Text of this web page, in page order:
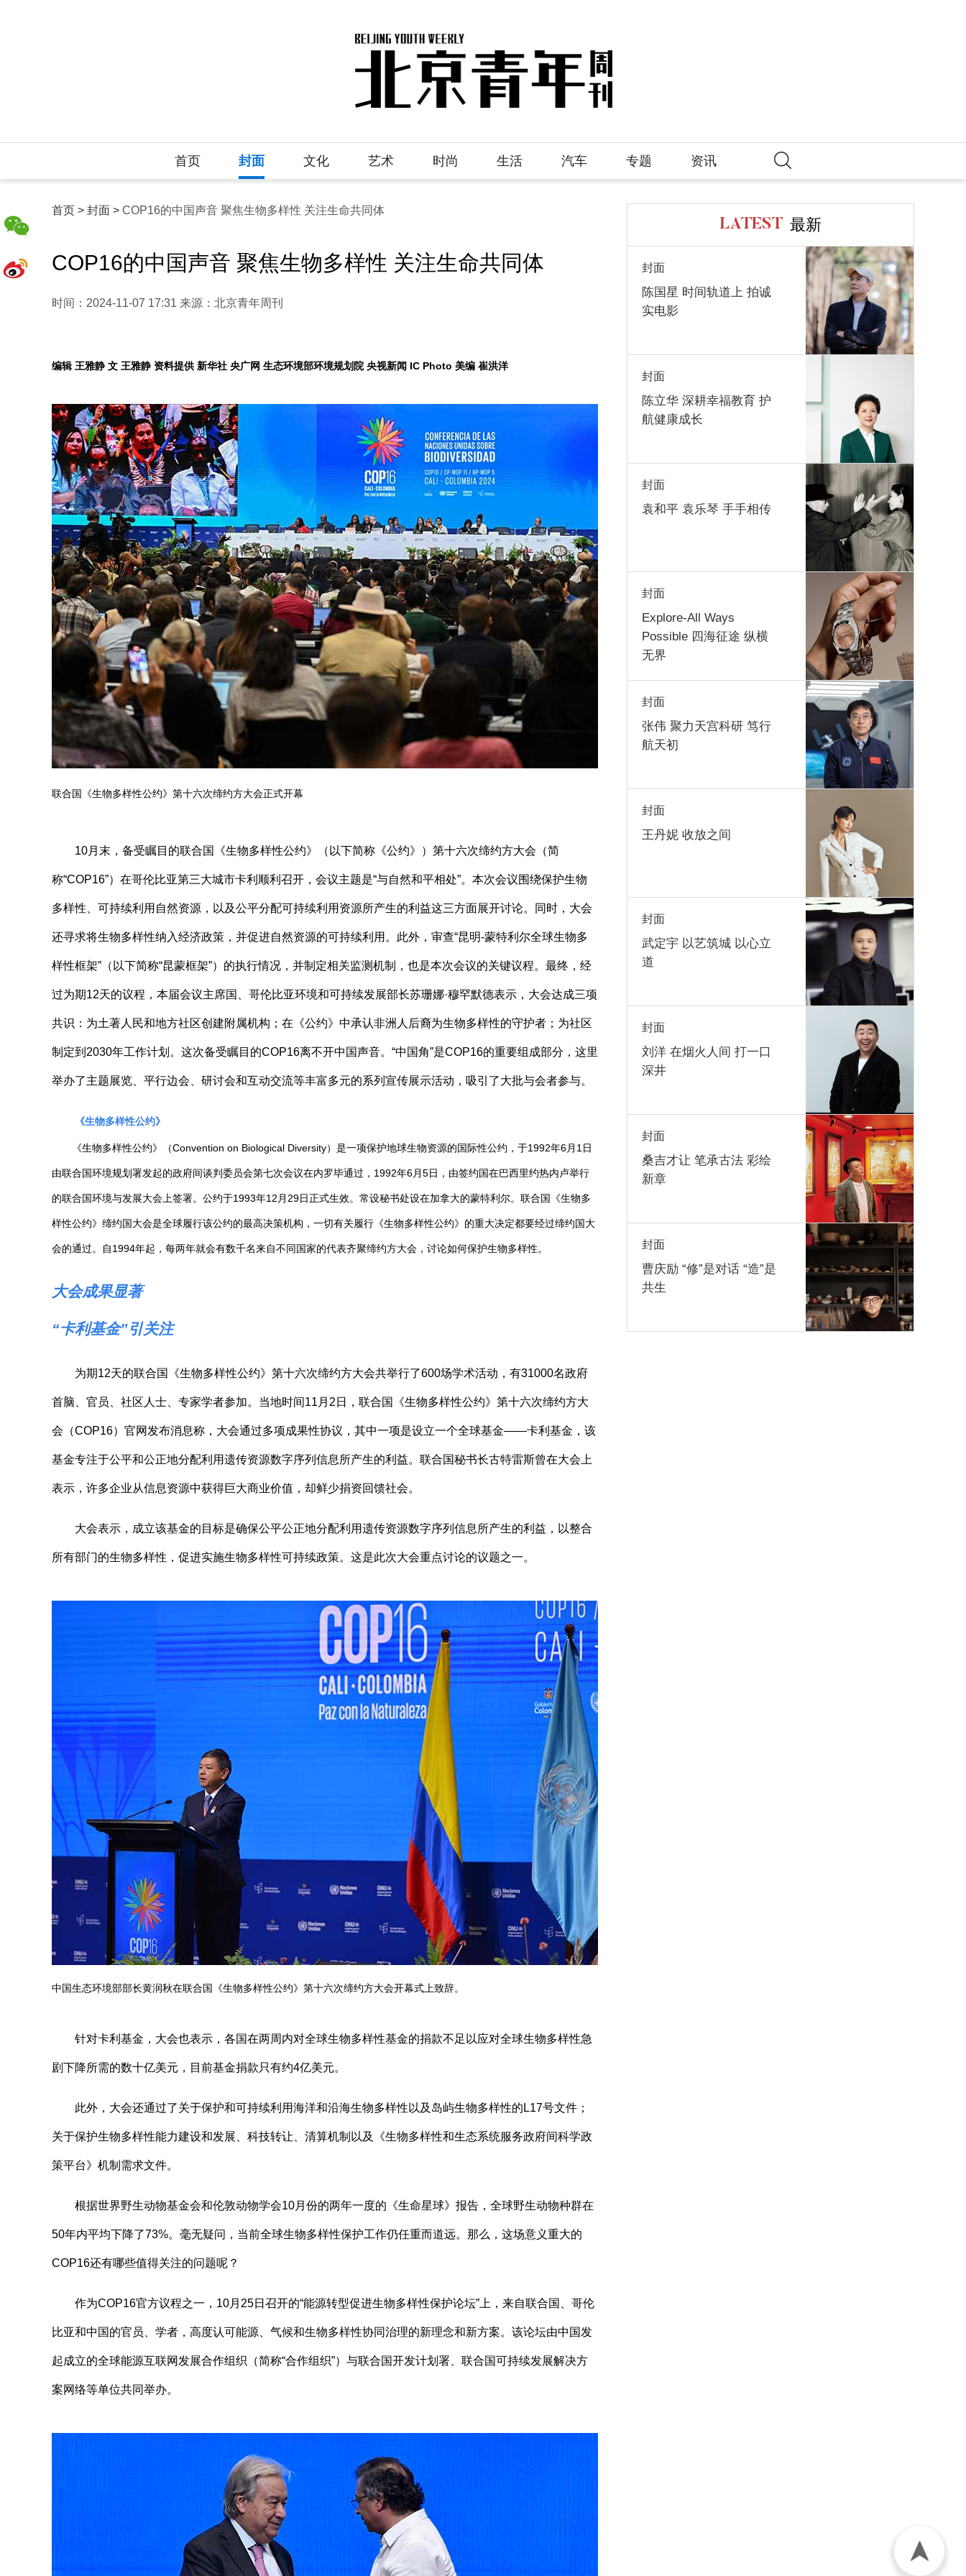
首页 封面 文化 艺术 时尚 生活 汽车 专题 资讯
首页 > 封面 > COP16的中国声音 聚焦生物多样性 关注生命共同体
COP16的中国声音 聚焦生物多样性 关注生命共同体
时间：2024-11-07 17:31 来源：北京青年周刊
编辑 王雅静 文 王雅静 资料提供 新华社 央广网 生态环境部环境规划院 央视新闻 IC Photo 美编 崔洪洋
联合国《生物多样性公约》第十六次缔约方大会正式开幕
10月末，备受瞩目的联合国《生物多样性公约》（以下简称《公约》）第十六次缔约方大会（简
称“COP16”）在哥伦比亚第三大城市卡利顺利召开，会议主题是“与自然和平相处”。本次会议围绕保护生物
多样性、可持续利用自然资源，以及公平分配可持续利用资源所产生的利益这三方面展开讨论。同时，大会
还寻求将生物多样性纳入经济政策，并促进自然资源的可持续利用。此外，审查“昆明-蒙特利尔全球生物多
样性框架”（以下简称“昆蒙框架”）的执行情况，并制定相关监测机制，也是本次会议的关键议程。最终，经
过为期12天的议程，本届会议主席国、哥伦比亚环境和可持续发展部长苏珊娜·穆罕默德表示，大会达成三项
共识：为土著人民和地方社区创建附属机构；在《公约》中承认非洲人后裔为生物多样性的守护者；为社区
制定到2030年工作计划。这次备受瞩目的COP16离不开中国声音。“中国角”是COP16的重要组成部分，这里
举办了主题展览、平行边会、研讨会和互动交流等丰富多元的系列宣传展示活动，吸引了大批与会者参与。
《生物多样性公约》
《生物多样性公约》（Convention on Biological Diversity）是一项保护地球生物资源的国际性公约，于1992年6月1日
由联合国环境规划署发起的政府间谈判委员会第七次会议在内罗毕通过，1992年6月5日，由签约国在巴西里约热内卢举行
的联合国环境与发展大会上签署。公约于1993年12月29日正式生效。常设秘书处设在加拿大的蒙特利尔。联合国《生物多
样性公约》缔约国大会是全球履行该公约的最高决策机构，一切有关履行《生物多样性公约》的重大决定都要经过缔约国大
会的通过。自1994年起，每两年就会有数千名来自不同国家的代表齐聚缔约方大会，讨论如何保护生物多样性。
大会成果显著
“卡利基金”引关注
为期12天的联合国《生物多样性公约》第十六次缔约方大会共举行了600场学术活动，有31000名政府
首脑、官员、社区人士、专家学者参加。当地时间11月2日，联合国《生物多样性公约》第十六次缔约方大
会（COP16）官网发布消息称，大会通过多项成果性协议，其中一项是设立一个全球基金——卡利基金，该
基金专注于公平和公正地分配利用遗传资源数字序列信息所产生的利益。联合国秘书长古特雷斯曾在大会上
表示，许多企业从信息资源中获得巨大商业价值，却鲜少捐资回馈社会。
大会表示，成立该基金的目标是确保公平公正地分配利用遗传资源数字序列信息所产生的利益，以整合
所有部门的生物多样性，促进实施生物多样性可持续政策。这是此次大会重点讨论的议题之一。
中国生态环境部部长黄润秋在联合国《生物多样性公约》第十六次缔约方大会开幕式上致辞。
针对卡利基金，大会也表示，各国在两周内对全球生物多样性基金的捐款不足以应对全球生物多样性急
剧下降所需的数十亿美元，目前基金捐款只有约4亿美元。
此外，大会还通过了关于保护和可持续利用海洋和沿海生物多样性以及岛屿生物多样性的L17号文件；
关于保护生物多样性能力建设和发展、科技转让、清算机制以及《生物多样性和生态系统服务政府间科学政
策平台》机制需求文件。
根据世界野生动物基金会和伦敦动物学会10月份的两年一度的《生命星球》报告，全球野生动物种群在
50年内平均下降了73%。毫无疑问，当前全球生物多样性保护工作仍任重而道远。那么，这场意义重大的
COP16还有哪些值得关注的问题呢？
作为COP16官方议程之一，10月25日召开的“能源转型促进生物多样性保护论坛”上，来自联合国、哥伦
比亚和中国的官员、学者，高度认可能源、气候和生物多样性协同治理的新理念和新方案。该论坛由中国发
起成立的全球能源互联网发展合作组织（简称“合作组织”）与联合国开发计划署、联合国可持续发展解决方
案网络等单位共同举办。
LATEST 最新
封面
陈国星 时间轨道上 拍诚
实电影
封面
陈立华 深耕幸福教育 护
航健康成长
封面
袁和平 袁乐琴 手手相传
封面
Explore-All Ways
Possible 四海征途 纵横
无界
封面
张伟 聚力天宫科研 笃行
航天初
封面
王丹妮 收放之间
封面
武定宇 以艺筑城 以心立
道
封面
刘洋 在烟火人间 打一口
深井
封面
桑吉才让 笔承古法 彩绘
新章
封面
曹庆励 “修”是对话 “造”是
共生